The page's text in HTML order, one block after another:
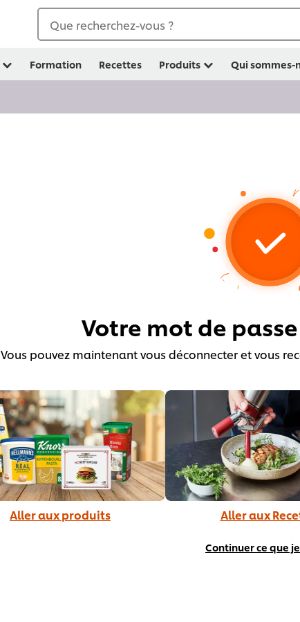
Que recherchez-vous ?
Formation Recettes Produits Qui sommes-
Votre mot de
Vous pouvez maintenant vous déconnecter et vous
Aller aux produits Aller aux
Continuer ce que